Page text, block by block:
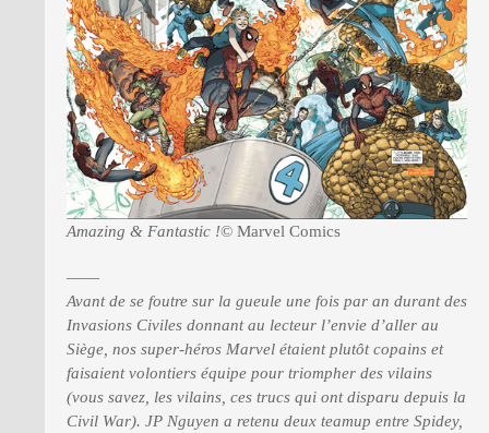
Amazing & Fantastic !© Marvel Comics
——
Avant de se foutre sur la gueule une fois par an durant des
Invasions Civiles donnant au lecteur l’envie d’aller au
Siège, nos super-héros Marvel étaient plutôt copains et
faisaient volontiers équipe pour triompher des vilains
(vous savez, les vilains, ces trucs qui ont disparu depuis la
Civil War). JP Nguyen a retenu deux teamup entre Spidey,